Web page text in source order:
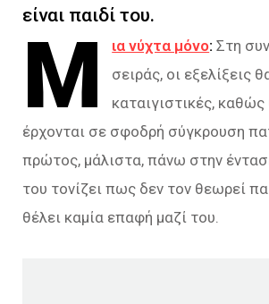
είναι παιδί του.
Μ ια νύχτα μόνο: Στη
σειράς, οι εξελίξεις
καταιγιστικές,
έρχονται σε σφοδρή σύγκρουση
πρώτος, μάλιστα, πάνω στην
του τονίζει πως δεν τον θεωρεί
θέλει καμία επαφή μαζί του.